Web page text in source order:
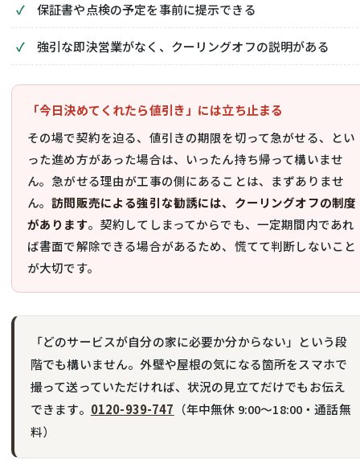
保証書や点検の予定を事前に提示できる
強引な即決営業がなく、クーリングオフの説明がある
「今日決めてくれたら値引き」には立ち止まる
その場で契約を迫る、値引きの期限を切って急がせる、とい
った進め方があった場合は、いったん持ち帰って構いませ
ん。急がせる理由が工事の側にあることは、まずありませ
ん。訪問販売による強引な勧誘には、クーリングオフの制度
があります。契約してしまってからでも、一定期間内であれ
ば書面で解除できる場合があるため、慌てて判断しないこと
が大切です。
「どのサービスが自分の家に必要か分からない」という段
階でも構いません。外壁や屋根の気になる箇所をスマホで
撮って送っていただければ、状況の見立てだけでもお伝え
できます。 0120-939-747 （年中無休 9:00〜18:00・通話無
料）